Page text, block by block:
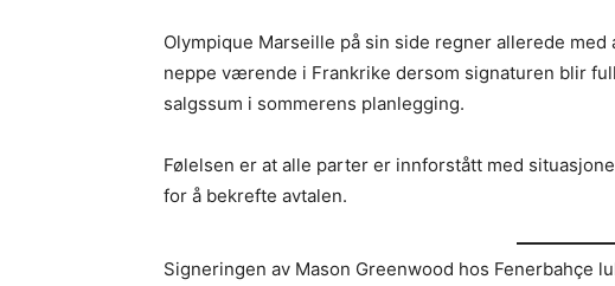
Olympique Marseille på sin side regner allerede
neppe værende i Frankrike dersom signaturen blir
salgssum i sommerens planlegging.
Følelsen er at alle parter er innforstått med
for å bekrefte avtalen.
Signeringen av Mason Greenwood hos Fenerbahçe